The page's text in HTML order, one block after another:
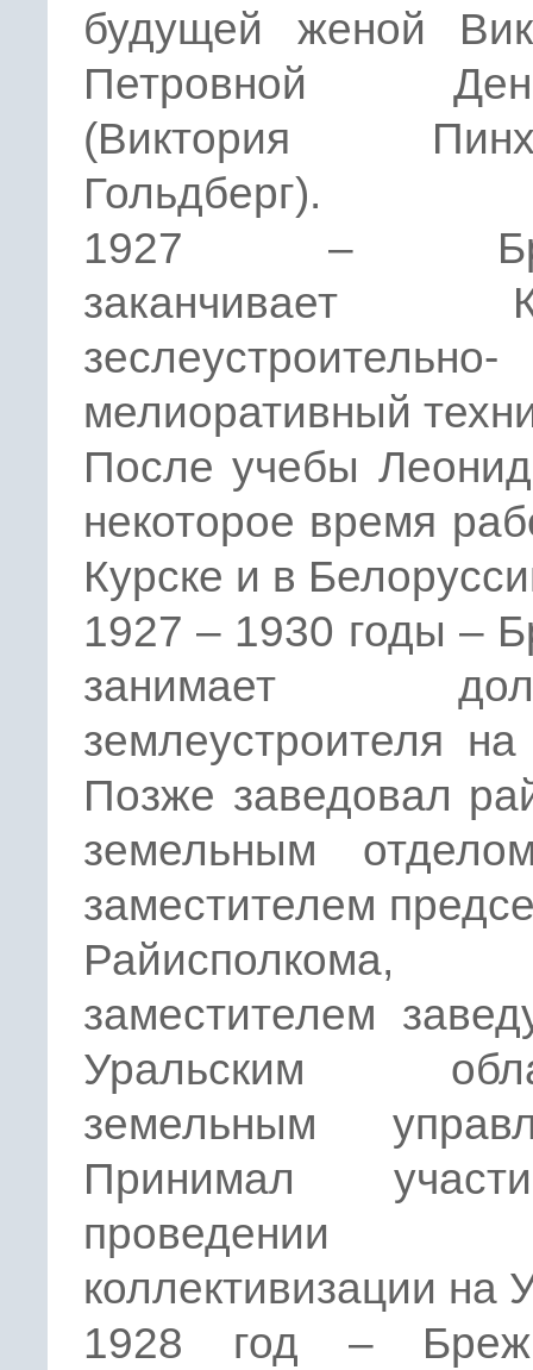
будущей женой
Петровной
(Виктория
Гольдберг).
1927 –
заканчивает
зеслеустроительно-
мелиоративный
После учебы
некоторое время
Курске и в
1927 – 1930 годы –
занимает
землеустроителя
Позже заведовал
земельным
заместителем
Райисполкома,
заместителем
Уральским
земельным
Принимал
проведении
коллективизации на
1928 год –